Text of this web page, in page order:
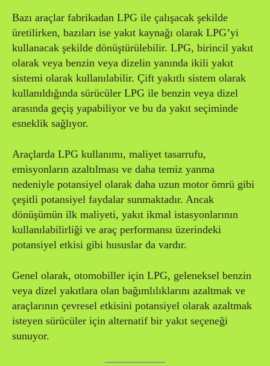
Bazı araçlar fabrikadan LPG ile çalışacak şekilde
üretilirken, bazıları ise yakıt kaynağı olarak LPG’yi
kullanacak şekilde dönüştürülebilir. LPG, birincil yakıt
olarak veya benzin veya dizelin yanında ikili yakıt
sistemi olarak kullanılabilir. Çift yakıtlı sistem olarak
kullanıldığında sürücüler LPG ile benzin veya dizel
arasında geçiş yapabiliyor ve bu da yakıt seçiminde
esneklik sağlıyor.
Araçlarda LPG kullanımı, maliyet tasarrufu,
emisyonların azaltılması ve daha temiz yanma
nedeniyle potansiyel olarak daha uzun motor ömrü gibi
çeşitli potansiyel faydalar sunmaktadır. Ancak
dönüşümün ilk maliyeti, yakıt ikmal istasyonlarının
kullanılabilirliği ve araç performansı üzerindeki
potansiyel etkisi gibi hususlar da vardır.
Genel olarak, otomobiller için LPG, geleneksel benzin
veya dizel yakıtlara olan bağımlılıklarını azaltmak ve
araçlarının çevresel etkisini potansiyel olarak azaltmak
isteyen sürücüler için alternatif bir yakıt seçeneği
sunuyor.